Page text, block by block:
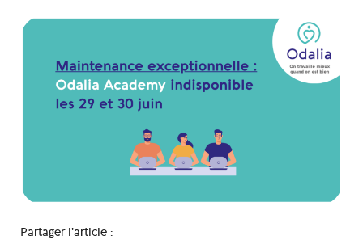
Partager l'article :